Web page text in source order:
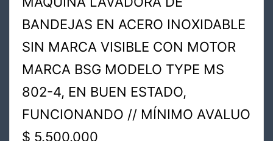
BANDEJAS EN ACERO INOXIDABLE
SIN MARCA VISIBLE CON MOTOR
MARCA BSG MODELO TYPE MS
802-4, EN BUEN ESTADO,
FUNCIONANDO // MÍNIMO AVALUO
$ 5.500.000